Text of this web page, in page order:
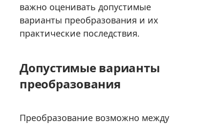
важно оценивать допустимые
варианты преобразования и их
практические последствия.
Допустимые варианты
преобразования
Преобразование возможно между